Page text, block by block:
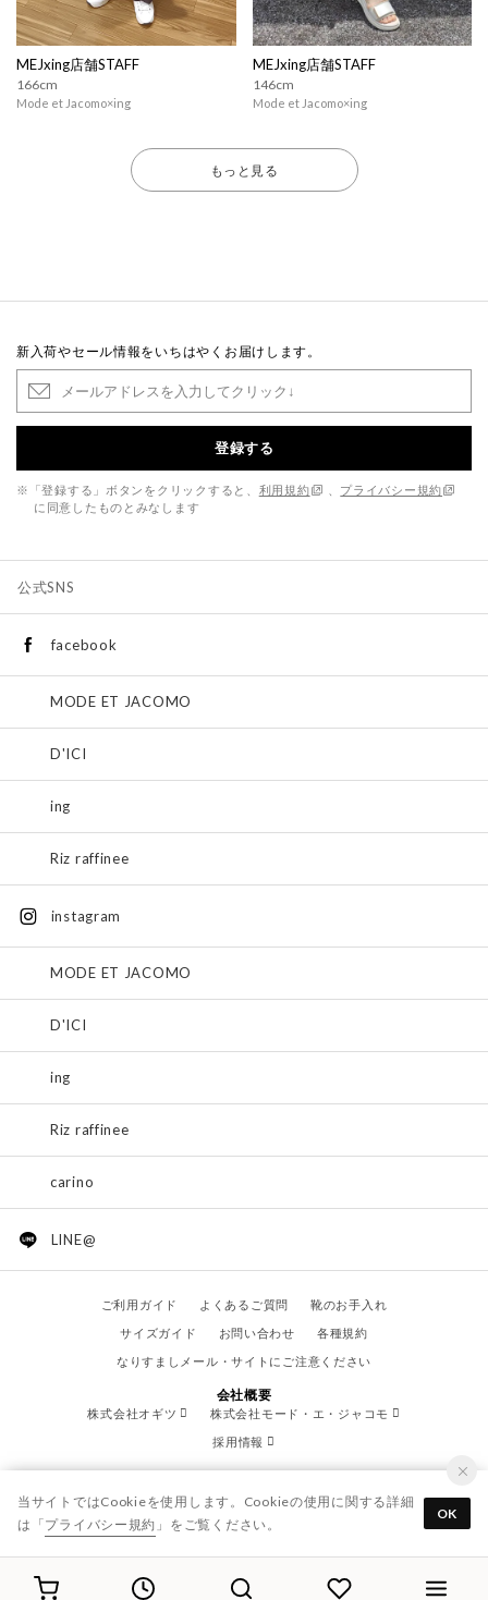
MEJxing店舗STAFF
166cm
Mode et Jacomo×ing
MEJxing店舗STAFF
146cm
Mode et Jacomo×ing
もっと見る
新入荷やセール情報をいちはやくお届けします。
登録する
※「登録する」ボタンをクリックすると、 利用規約
プライバシー規約
に同意したものとみなします
公式SNS
facebook
MODE ET JACOMO
D'ICI
ing
Riz raffinee
instagram
MODE ET JACOMO
D'ICI
ing
Riz raffinee
carino
LINE@
ご利用ガイド よくあるご質問
靴のお手入れ
サイズガイド
お問い合わせ
各種規約
なりすましメール・サイトにご注意ください
会社概要
株式会社オギツ
株式会社モード・エ・ジャコモ
採用情報
© OGITSU CO.,LTD. / All Right Reserved.
当サイトではCookieを使用します。Cookieの使用に関する詳細
は「プライバシー規約 」をご覧ください。
OK